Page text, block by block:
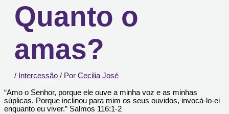
Quanto o
amas?
/ Intercessão / Por Cecilia José
“Amo o Senhor, porque ele ouve a minha voz e as minhas
súplicas. Porque inclinou para mim os seus ouvidos, invocá-lo-ei
enquanto eu viver.” Salmos 116:1-2